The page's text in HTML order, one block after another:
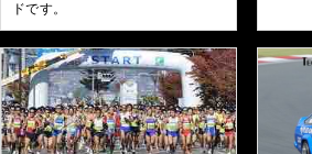
ドです。